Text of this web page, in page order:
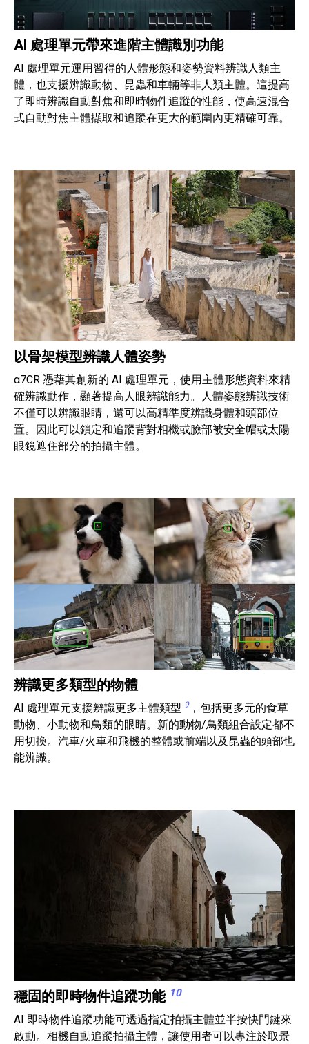
AI 處理單元帶來進階主體識別功能
AI 處理單元運用習得的人體形態和姿勢資料辨識人類主
體，也支援辨識動物、昆蟲和車輛等非人類主體。這提高
了即時辨識自動對焦和即時物件追蹤的性能，使高速混合
式自動對焦主體擷取和追蹤在更大的範圍內更精確可靠。
以骨架模型辨識人體姿勢
α7CR 憑藉其創新的 AI 處理單元，使用主體形態資料來精
確辨識動作，顯著提高人眼辨識能力。人體姿態辨識技術
不僅可以辨識眼睛，還可以高精準度辨識身體和頭部位
置。因此可以鎖定和追蹤背對相機或臉部被安全帽或太陽
眼鏡遮住部分的拍攝主體。
辨識更多類型的物體
AI 處理單元支援辨識更多主體類型 9，包括更多元的食草
動物、小動物和鳥類的眼睛。新的動物/鳥類組合設定都不
用切換。汽車/火車和飛機的整體或前端以及昆蟲的頭部也
能辨識。
穩固的即時物件追蹤功能 10
AI 即時物件追蹤功能可透過指定拍攝主體並半按快門鍵來
啟動。相機自動追蹤拍攝主體，讓使用者可以專注於取景